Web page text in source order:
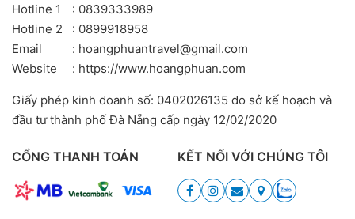
Hotline 1
: 0839333989
Hotline 2
: 0899918958
Email
: hoangphuantravel@gmail.com
Website
: https://www.hoangphuan.com
Giấy phép kinh doanh số: 0402026135 do sở kế hoạch và
đầu tư thành phố Đà Nẵng cấp ngày 12/02/2020
CỔNG THANH TOÁN KẾT NỐI VỚI CHÚNG TÔI